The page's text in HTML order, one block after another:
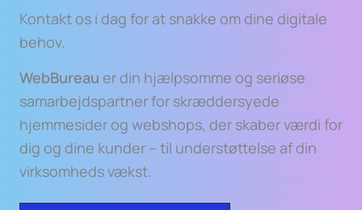
Kontakt os i dag for at snakke om dine digitale
behov.
WebBureau er din hjælpsomme og seriøse
samarbejdspartner for skræddersyede
hjemmesider og webshops, der skaber værdi for
dig og dine kunder – til understøttelse af din
virksomheds vækst.